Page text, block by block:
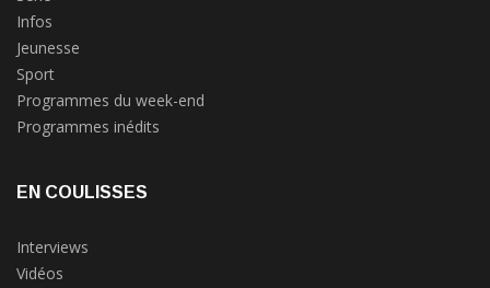
Infos
Jeunesse
Sport
Programmes du week-end
Programmes inédits
EN COULISSES
Interviews
Vidéos